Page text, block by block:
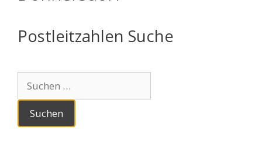
Postleitzahlen Suche